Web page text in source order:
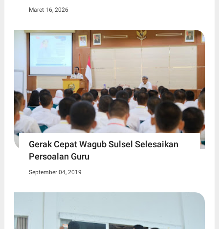
Maret 16, 2026
Gerak Cepat Wagub Sulsel Selesaikan
Persoalan Guru
September 04, 2019